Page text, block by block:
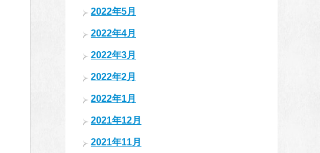
2022年5月
2022年4月
2022年3月
2022年2月
2022年1月
2021年12月
2021年11月